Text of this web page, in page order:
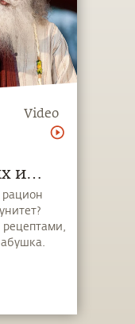
Video
и
рацион
рецептами,
бабушка.